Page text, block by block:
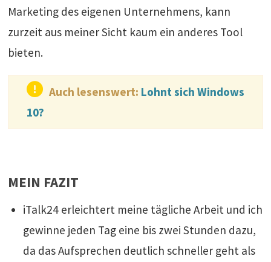
Marketing des eigenen Unternehmens, kann
zurzeit aus meiner Sicht kaum ein anderes Tool
bieten.
Auch lesenswert: Lohnt sich Windows
10?
MEIN FAZIT
iTalk24 erleichtert meine tägliche Arbeit und ich
gewinne jeden Tag eine bis zwei Stunden dazu,
da das Aufsprechen deutlich schneller geht als